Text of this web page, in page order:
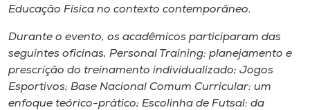
Selecione
o idioma
A-
Educação Física no contexto contemporâneo.
Durante o evento, os acadêmicos participaram das
seguintes oficinas, Personal Training: planejamento e
prescrição do treinamento individualizado; Jogos
Esportivos; Base Nacional Comum Curricular: um
enfoque teórico-prático; Escolinha de Futsal: da